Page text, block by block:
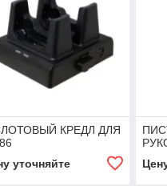
КРЕДЛ ДЛЯ
уточняйте